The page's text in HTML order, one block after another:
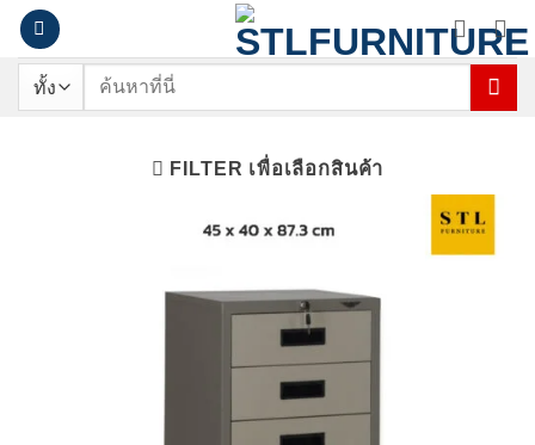
ข้าม
เนื้อหา
ค้นหา:
FILTER เพื่อเลือกสินค้า